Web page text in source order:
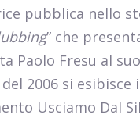
pubblica nello
” che
Paolo Fresu al
2006 si esibisce
Usciamo Dal